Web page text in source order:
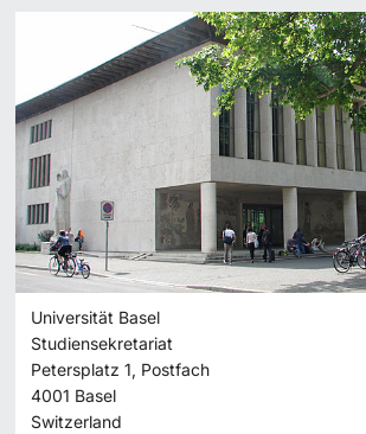
Universität Basel
Studiensekretariat
Petersplatz 1, Postfach
4001 Basel
Switzerland